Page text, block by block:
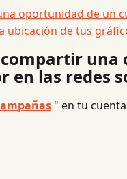
oportunidad de un
ubicación de tus
compartir
en las redes
" en tu